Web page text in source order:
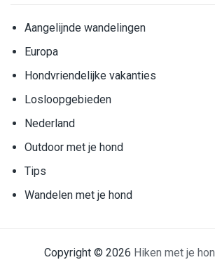
Aangelijnde wandelingen
Europa
Hondvriendelijke vakanties
Losloopgebieden
Nederland
Outdoor met je hond
Tips
Wandelen met je hond
Copyright © 2026 Hiken met je